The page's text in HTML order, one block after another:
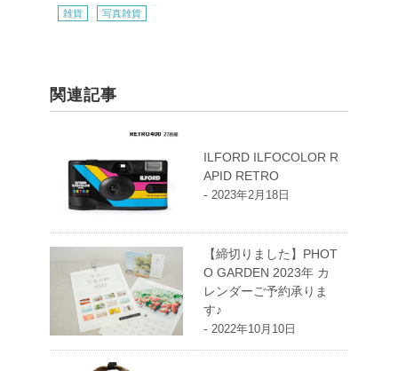
雑貨 写真雑貨
関連記事
ILFORD ILFOCOLOR R
APID RETRO
- 2023年2月18日
【締切りました】PHOT
O GARDEN 2023年 カ
レンダーご予約承りま
す♪
- 2022年10月10日